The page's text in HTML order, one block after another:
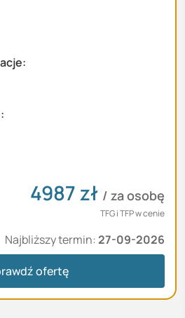
4987zł / za osobę
TFG i TFP w cenie
Najbliższy termin: 27-09-2026
ofertę